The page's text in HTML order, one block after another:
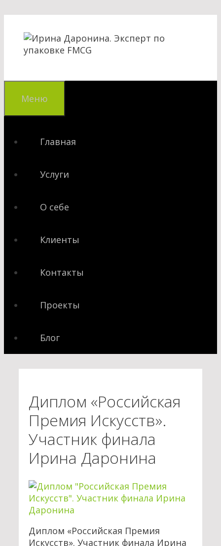
содержимому
Меню
Главная
Услуги
О себе
Клиенты
Контакты
Проекты
Блог
Диплом «Российская
Премия Искусств».
Участник финала
Ирина Даронина
Диплом «Российская Премия
Искусств». Участник финала Ирина